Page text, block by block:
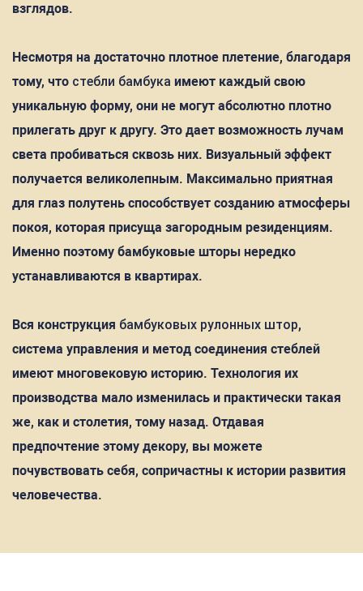
взглядов.
Несмотря на достаточно плотное плетение, благодаря
тому, что стебли бамбука имеют каждый свою
уникальную форму, они не могут абсолютно плотно
прилегать друг к другу. Это дает возможность лучам
света пробиваться сквозь них. Визуальный эффект
получается великолепным. Максимально приятная
для глаз полутень способствует созданию атмосферы
покоя, которая присуща загородным резиденциям.
Именно поэтому бамбуковые шторы нередко
устанавливаются в квартирах.
Вся конструкция бамбуковых рулонных штор,
система управления и метод соединения стеблей
имеют многовековую историю. Технология их
производства мало изменилась и практически такая
же, как и столетия, тому назад. Отдавая
предпочтение этому декору, вы можете
почувствовать себя, сопричастны к истории развития
человечества.